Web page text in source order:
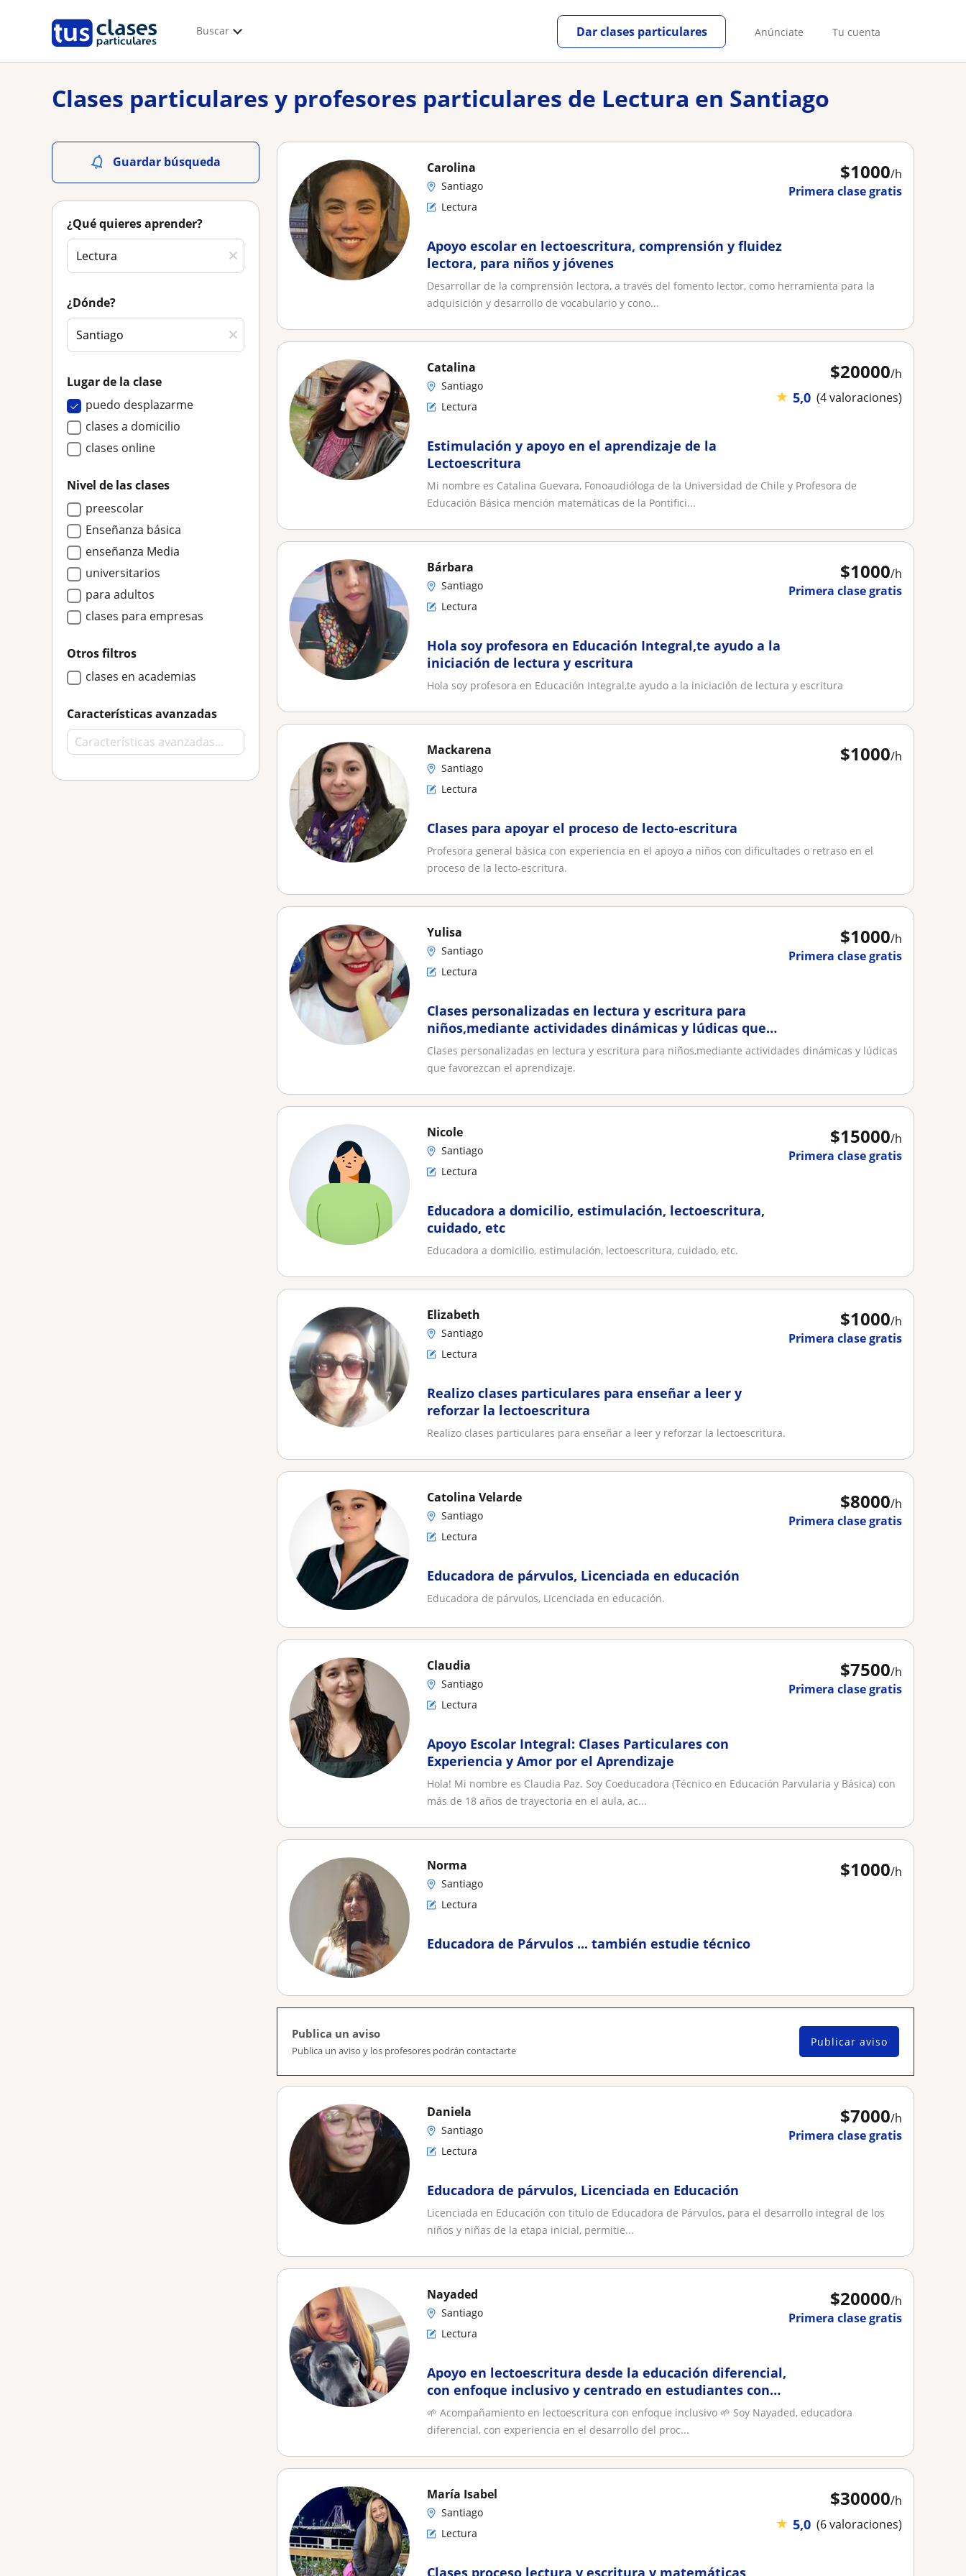
Buscar Anúnciate Tu cuenta
Dar clases particulares
Clases particulares y profesores particulares de Lectura en Santiago
Guardar búsqueda
¿Qué quieres aprender?
¿Dónde?
Lugar de la clase
puedo desplazarme
clases a domicilio
clases online
Nivel de las clases
preescolar
Enseñanza básica
enseñanza Media
universitarios
para adultos
clases para empresas
Otros filtros
clases en academias
Características avanzadas
$1000/h
Primera clase gratis
Carolina
Santiago
Lectura
Apoyo escolar en lectoescritura, comprensión y fluidez
lectora, para niños y jóvenes
Desarrollar de la comprensión lectora, a través del fomento lector, como herramienta para la
adquisición y desarrollo de vocabulario y cono...
$20000/h
★ 5,0 (4 valoraciones)
Catalina
Santiago
Lectura
Estimulación y apoyo en el aprendizaje de la
Lectoescritura
Mi nombre es Catalina Guevara, Fonoaudióloga de la Universidad de Chile y Profesora de
Educación Básica mención matemáticas de la Pontifici...
$1000/h
Primera clase gratis
Bárbara
Santiago
Lectura
Hola soy profesora en Educación Integral,te ayudo a la
iniciación de lectura y escritura
Hola soy profesora en Educación Integral,te ayudo a la iniciación de lectura y escritura
$1000/h
Mackarena
Santiago
Lectura
Clases para apoyar el proceso de lecto-escritura
Profesora general básica con experiencia en el apoyo a niños con dificultades o retraso en el
proceso de la lecto-escritura.
$1000/h
Primera clase gratis
Yulisa
Santiago
Lectura
Clases personalizadas en lectura y escritura para
niños,mediante actividades dinámicas y lúdicas que
favorezcan el aprendizaje
Clases personalizadas en lectura y escritura para niños,mediante actividades dinámicas y lúdicas
que favorezcan el aprendizaje.
$15000/h
Primera clase gratis
Nicole
Santiago
Lectura
Educadora a domicilio, estimulación, lectoescritura,
cuidado, etc
Educadora a domicilio, estimulación, lectoescritura, cuidado, etc.
$1000/h
Primera clase gratis
Elizabeth
Santiago
Lectura
Realizo clases particulares para enseñar a leer y
reforzar la lectoescritura
Realizo clases particulares para enseñar a leer y reforzar la lectoescritura.
$8000/h
Primera clase gratis
Catolina Velarde
Santiago
Lectura
Educadora de párvulos, Licenciada en educación
Educadora de párvulos, Licenciada en educación.
$7500/h
Primera clase gratis
Claudia
Santiago
Lectura
Apoyo Escolar Integral: Clases Particulares con
Experiencia y Amor por el Aprendizaje
Hola! Mi nombre es Claudia Paz. Soy Coeducadora (Técnico en Educación Parvularia y Básica) con
más de 18 años de trayectoria en el aula, ac...
$1000/h
Norma
Santiago
Lectura
Educadora de Párvulos ... también estudie técnico
Publica un aviso
Publica un aviso y los profesores podrán contactarte
Publicar aviso
$7000/h
Primera clase gratis
Daniela
Santiago
Lectura
Educadora de párvulos, Licenciada en Educación
Licenciada en Educación con titulo de Educadora de Párvulos, para el desarrollo integral de los
niños y niñas de la etapa inicial, permitie...
$20000/h
Primera clase gratis
Nayaded
Santiago
Lectura
Apoyo en lectoescritura desde la educación diferencial,
con enfoque inclusivo y centrado en estudiantes con
NEE
🌱 Acompañamiento en lectoescritura con enfoque inclusivo 🌱 Soy Nayaded, educadora
diferencial, con experiencia en el desarrollo del proc...
$30000/h
★ 5,0 (6 valoraciones)
María Isabel
Santiago
Lectura
Clases proceso lectura y escritura y matemáticas